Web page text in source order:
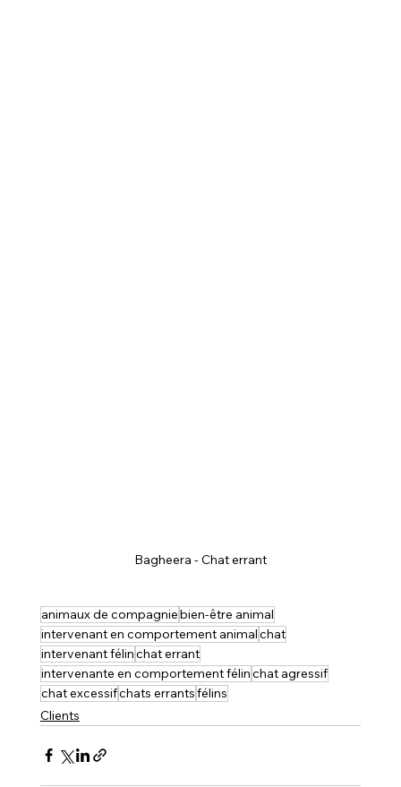
Bagheera - Chat errant
animaux de compagniebien-être animal
intervenant en comportement animalchat
intervenant félinchat errant
intervenante en comportement félinchat agressif
chat excessifchats errantsfélins
Clients